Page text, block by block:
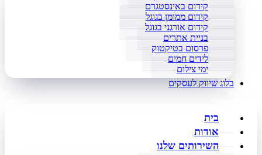
קידום באינסטגרם
קידום ממומן בגוגל
קידום אורגני בגוגל
בניית אתרים
פרסום בטיקטוק
לידים חמים
ימי צילום
בלוג שיווק לעסקים
בית
אודות
השירותים שלנו